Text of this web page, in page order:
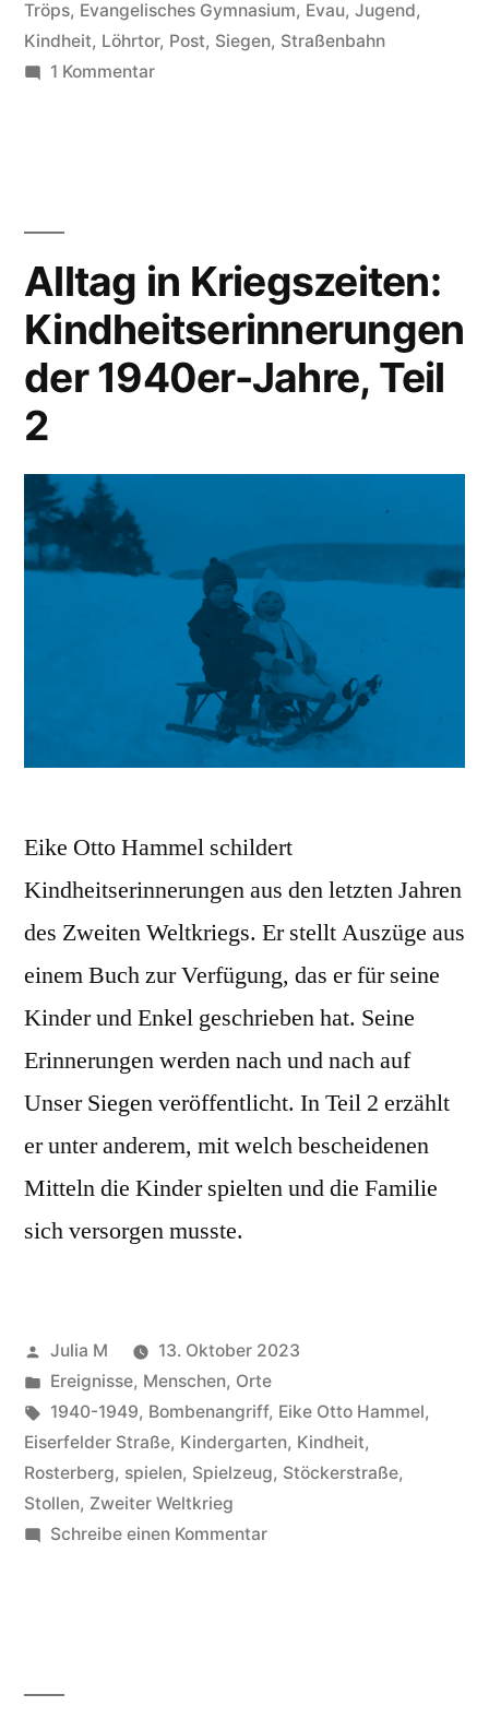
Tröps, Evangelisches Gymnasium, Evau, Jugend,
Kindheit, Löhrtor, Post, Siegen, Straßenbahn
1 Kommentar
Alltag in Kriegszeiten:
Kindheitserinnerungen
der 1940er-Jahre, Teil
2
Eike Otto Hammel schildert
Kindheitserinnerungen aus den letzten Jahren
des Zweiten Weltkriegs. Er stellt Auszüge aus
einem Buch zur Verfügung, das er für seine
Kinder und Enkel geschrieben hat. Seine
Erinnerungen werden nach und nach auf
Unser Siegen veröffentlicht. In Teil 2 erzählt
er unter anderem, mit welch bescheidenen
Mitteln die Kinder spielten und die Familie
sich versorgen musste.
Julia M
13. Oktober 2023
Ereignisse, Menschen, Orte
1940-1949, Bombenangriff, Eike Otto Hammel,
Eiserfelder Straße, Kindergarten, Kindheit,
Rosterberg, spielen, Spielzeug, Stöckerstraße,
Stollen, Zweiter Weltkrieg
Schreibe einen Kommentar